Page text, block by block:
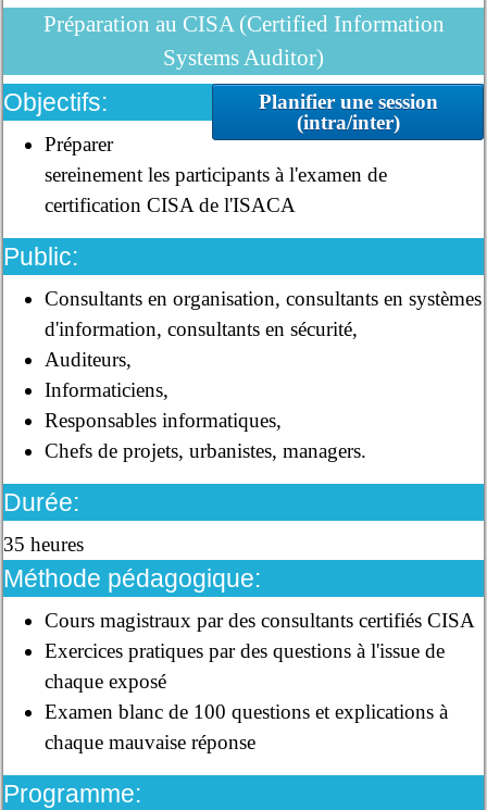
Préparation au CISA (Certified Information
Systems Auditor)
Planifier une session
(intra/inter)
Objectifs:
Préparer
sereinement les participants à l'examen de
certification CISA de l'ISACA
Public:
Consultants en organisation, consultants en systèmes
d'information, consultants en sécurité,
Auditeurs,
Informaticiens,
Responsables informatiques,
Chefs de projets, urbanistes, managers.
Durée:
35 heures
Méthode pédagogique:
Cours magistraux par des consultants certifiés CISA
Exercices pratiques par des questions à l'issue de
chaque exposé
Examen blanc de 100 questions et explications à
chaque mauvaise réponse
Programme: